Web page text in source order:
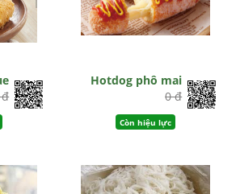
Hotdog phô mai
0 đ
Còn hiệu lực